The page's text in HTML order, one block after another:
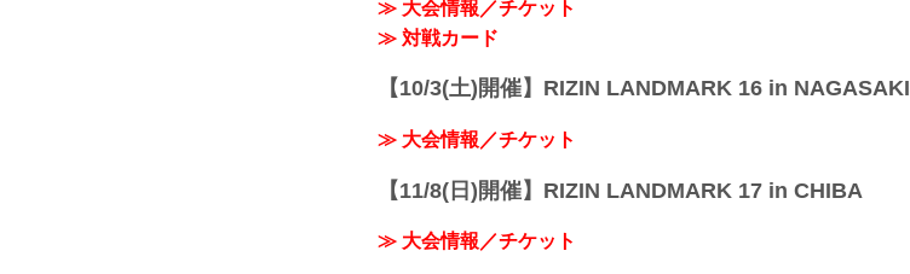
≫ 大会情報／チケット
≫ 対戦カード
【10/3(土)開催】RIZIN LANDMARK 16 in NAGASAKI
≫ 大会情報／チケット
【11/8(日)開催】RIZIN LANDMARK 17 in CHIBA
≫ 大会情報／チケット